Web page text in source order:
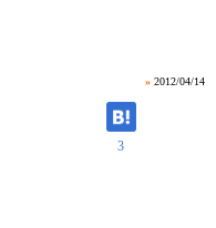
» 2012/04/14
3